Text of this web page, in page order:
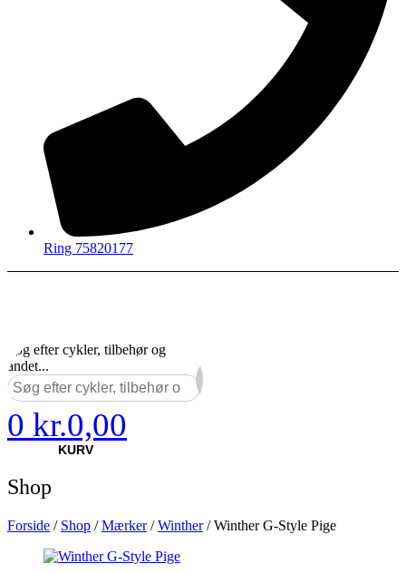
Ring 75820177
Søg efter cykler, tilbehør og
andet...
0 kr.0,00
KURV
Shop
Forside / Shop /Mærker/Winther/ Winther G-Style Pige